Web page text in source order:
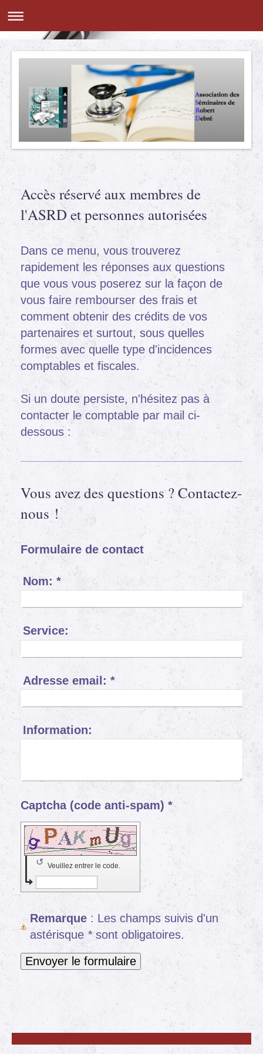
Accès réservé aux membres de
l'ASRD et personnes autorisées
Dans ce menu, vous trouverez
rapidement les réponses aux questions
que vous vous poserez sur la façon de
vous faire rembourser des frais et
comment obtenir des crédits de vos
partenaires et surtout, sous quelles
formes avec quelle type d'incidences
comptables et fiscales.
Si un doute persiste, n'hésitez pas à
contacter le comptable par mail ci-
dessous :
Vous avez des questions ? Contactez-
nous !
Formulaire de contact
Nom: *
Service:
Adresse email: *
Information:
Captcha (code anti-spam) *
Veuillez entrer le code.
↺
Remarque : Les champs suivis d'un
astérisque *sont obligatoires.